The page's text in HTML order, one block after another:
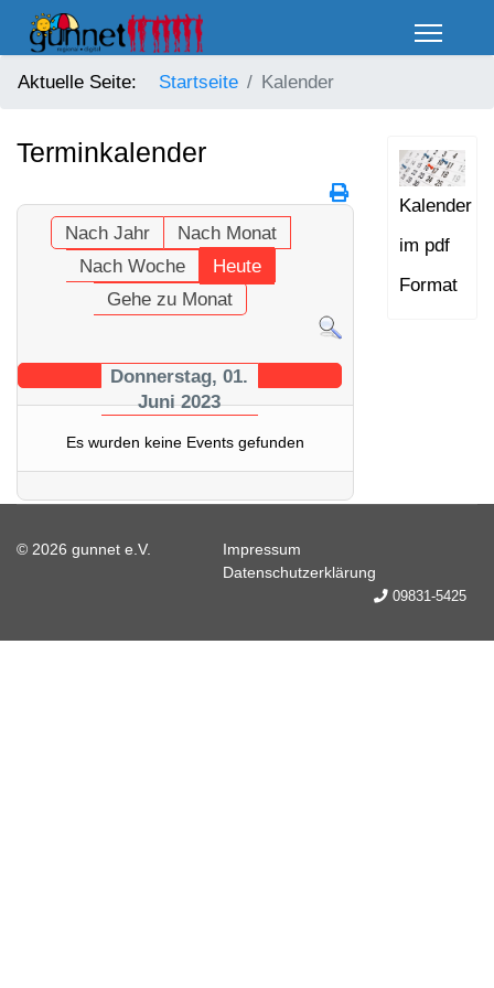
Aktuelle Seite: Startseite Kalender
Terminkalender
Nach Jahr
Nach Monat
Nach Woche
Heute
Gehe zu Monat
Donnerstag, 01.
Juni 2023
Es wurden keine Events gefunden
Kalender
im pdf
Format
© 2026 gunnet e.V.
Impressum
Datenschutzerklärung
09831-5425